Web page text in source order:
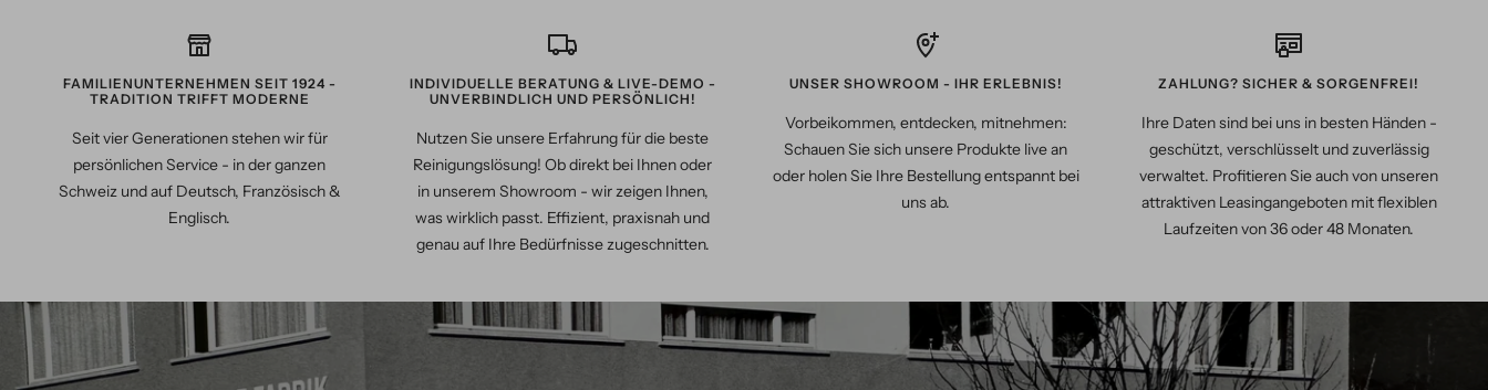
FAMILIENUNTERNEHMEN SEIT 1924 -
TRADITION TRIFFT MODERNE
Seit vier Generationen stehen wir für
persönlichen Service - in der ganzen
Schweiz und auf Deutsch, Französisch &
Englisch.
INDIVIDUELLE BERATUNG & LIVE-DEMO -
UNVERBINDLICH UND PERSÖNLICH!
Nutzen Sie unsere Erfahrung für die beste
Reinigungslösung! Ob direkt bei Ihnen oder
in unserem Showroom - wir zeigen Ihnen,
was wirklich passt. Effizient, praxisnah und
genau auf Ihre Bedürfnisse zugeschnitten.
UNSER SHOWROOM - IHR ERLEBNIS!
Vorbeikommen, entdecken, mitnehmen:
Schauen Sie sich unsere Produkte live an
oder holen Sie Ihre Bestellung entspannt bei
uns ab.
ZAHLUNG? SICHER & SORGENFREI!
Ihre Daten sind bei uns in besten Händen -
geschützt, verschlüsselt und zuverlässig
verwaltet. Profitieren Sie auch von unseren
attraktiven Leasingangeboten mit flexiblen
Laufzeiten von 36 oder 48 Monaten.